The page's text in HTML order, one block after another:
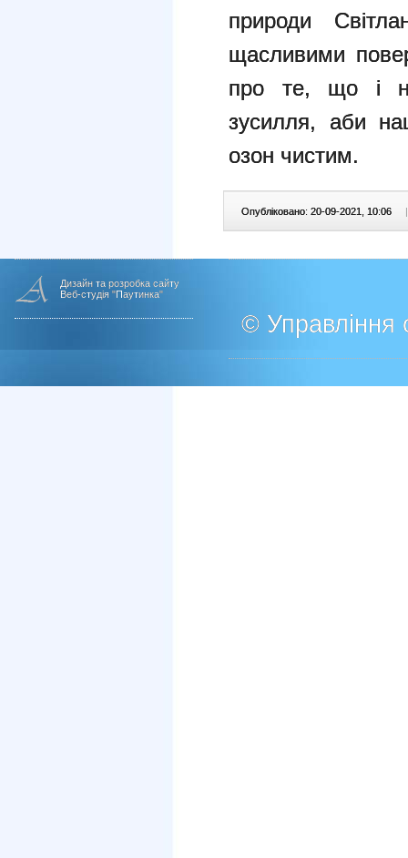
природи
щасливими
про те, що і
зусилля, аби
озон чистим.
Опубліковано: 20-09-2021, 10:06 |
Дизайн та розробка сайту
Веб-студія "Паутинка"
© Управління